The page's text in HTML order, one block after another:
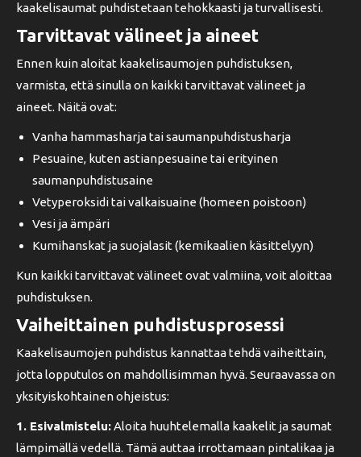
kaakelisaumat puhdistetaan tehokkaasti ja turvallisesti.
Tarvittavat välineet ja aineet
Ennen kuin aloitat kaakelisaumojen puhdistuksen,
varmista, että sinulla on kaikki tarvittavat välineet ja
aineet. Näitä ovat:
Vanha hammasharja tai saumanpuhdistusharja
Pesuaine, kuten astianpesuaine tai erityinen
saumanpuhdistusaine
Vetyperoksidi tai valkaisuaine (homeen poistoon)
Vesi ja ämpäri
Kumihanskat ja suojalasit (kemikaalien käsittelyyn)
Kun kaikki tarvittavat välineet ovat valmiina, voit aloittaa
puhdistuksen.
Vaiheittainen puhdistusprosessi
Kaakelisaumojen puhdistus kannattaa tehdä vaiheittain,
jotta lopputulos on mahdollisimman hyvä. Seuraavassa on
yksityiskohtainen ohjeistus:
1. Esivalmistelu:Aloita huuhtelemalla kaakelit ja saumat
lämpimällä vedellä. Tämä auttaa irrottamaan pintalikaa ja